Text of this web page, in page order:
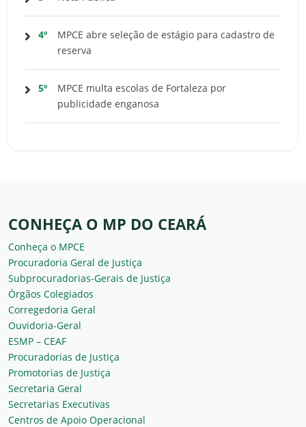
4º
MPCE abre seleção de estágio para cadastro de
reserva
5º
MPCE multa escolas de Fortaleza por
publicidade enganosa
CONHEÇA O MP DO CEARÁ
Conheça o MPCE
Procuradoria Geral de Justiça
Subprocuradorias-Gerais de Justiça
Órgãos Colegiados
Corregedoria Geral
Ouvidoria-Geral
ESMP – CEAF
Procuradorias de Justiça
Promotorias de Justiça
Secretaria Geral
Secretarias Executivas
Centros de Apoio Operacional